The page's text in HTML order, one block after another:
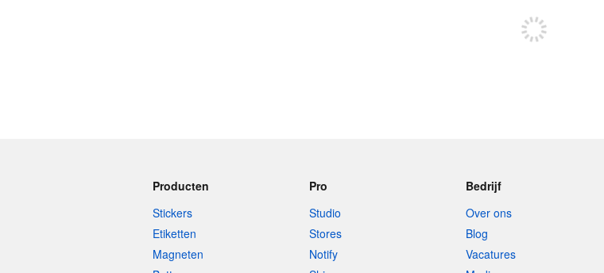
Producten
Stickers
Etiketten
Magneten
Pro
Studio
Stores
Notify
Bedrijf
Over ons
Blog
Vacatures